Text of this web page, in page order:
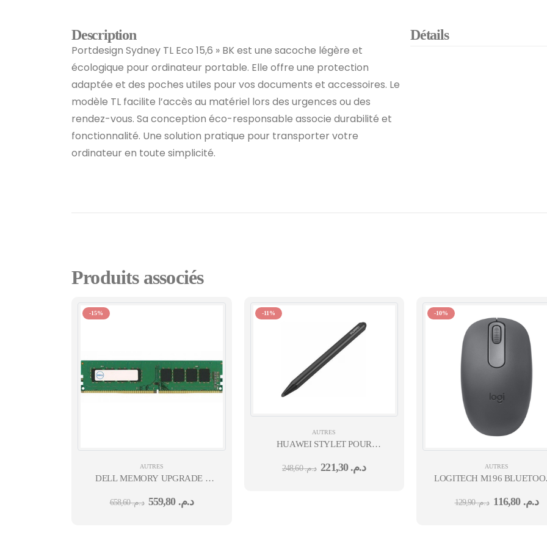
Description
Portdesign Sydney TL Eco 15,6 » BK est une sacoche légère et
écologique pour ordinateur portable. Elle offre une protection
adaptée et des poches utiles pour vos documents et accessoires. Le
modèle TL facilite l’accès au matériel lors des urgences ou des
rendez-vous. Sa conception éco-responsable associe durabilité et
fonctionnalité. Une solution pratique pour transporter votre
ordinateur en toute simplicité.
Détails
Produits associés
-15%
AUTRES
DELL MEMORY UPGRADE -
2666MHZ OPTIPLEX3080
د.م.658,60 د.م. 559,80
-11%
AUTRES
HUAWEI STYLET POUR
IDEAHUB (2 PCS).
د.م.248,60 د.م. 221,30
-10%
AUTRES
LOGITECH M196
د.م.129,90 د.م. 116,80